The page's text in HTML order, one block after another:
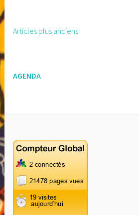
Navigation
Articles plus anciens
AGENDA